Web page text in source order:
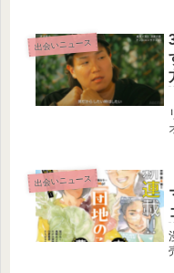
出会いニュース
出会いニュース